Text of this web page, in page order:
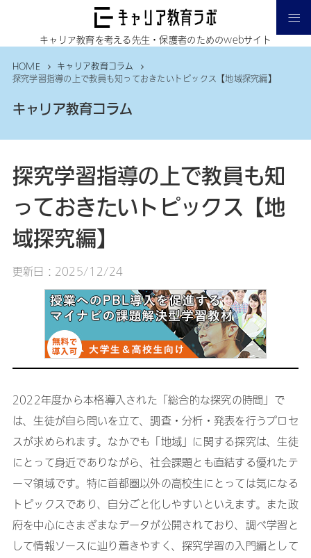
キャリア教育を考える先生・保護者のためのwebサイト
ホーム
マイナビのPBL教材
お問い合わせ
HOME
キャリア教育コラム
探究学習指導の上で教員も知っておきたいトピックス【地域探究編】
キャリア教育コラム
探究学習指導の上で教員も知
っておきたいトピックス【地
域探究編】
更新日：2025/12/24
2022年度から本格導入された「総合的な探究の時間」で
は、生徒が自ら問いを立て、調査・分析・発表を行うプロセ
スが求められます。なかでも「地域」に関する探究は、生徒
にとって身近でありながら、社会課題とも直結する優れたテ
ーマ領域です。特に首都圏以外の高校生にとっては気になる
トピックスであり、自分ごと化しやすいといえます。また政
府を中心にさまざまなデータが公開されており、調べ学習と
して情報ソースに辿り着きやすく、探究学習の入門編として